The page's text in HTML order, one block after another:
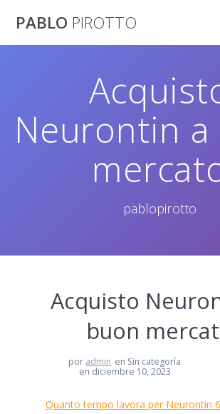
PABLO PIROTTO
Neurontin a
pablopirotto
Acquisto
buon
por admin en Sin categoría
en diciembre 10, 2023
Quanto tempo lavora per Neurontin